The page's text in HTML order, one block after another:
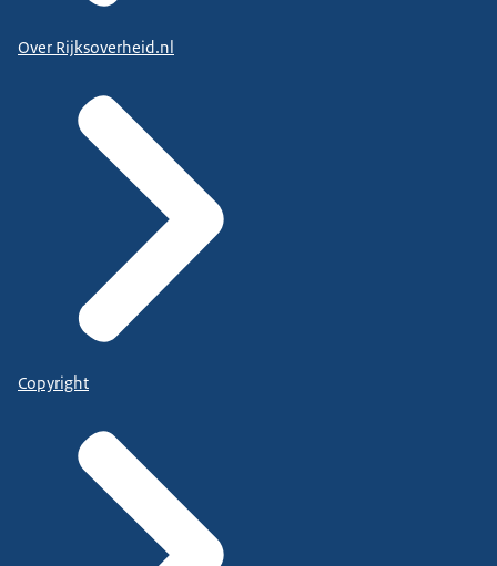
Over Rijksoverheid.nl
Copyright